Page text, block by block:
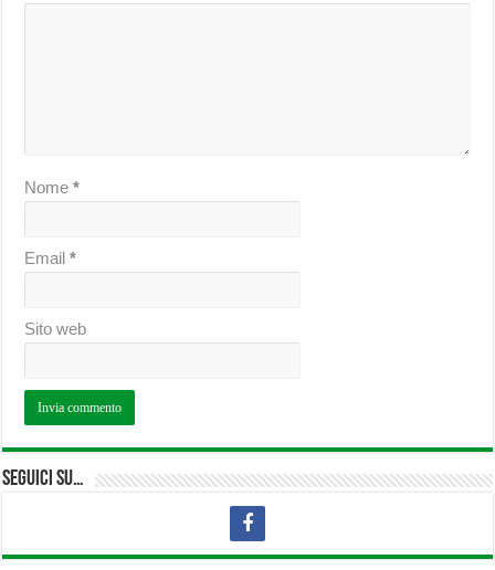
Nome*
Email*
Sito web
Seguici su…